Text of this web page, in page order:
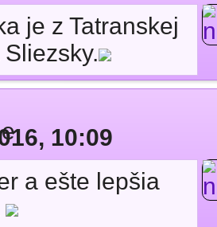
je z Tatranskej
10:09
a ešte lepšia